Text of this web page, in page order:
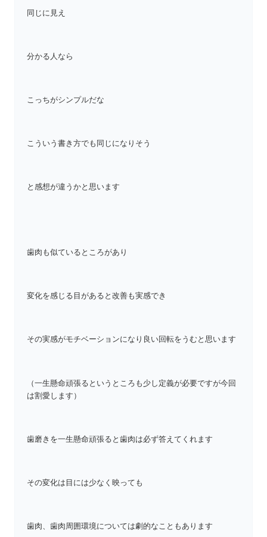
同じに見え
分かる人なら
こっちがシンプルだな
こういう書き方でも同じになりそう
と感想が違うかと思います
歯肉も似ているところがあり
変化を感じる目があると改善も実感でき
その実感がモチベーションになり良い回転をうむと思います
（一生懸命頑張るというところも少し定義が必要ですが今回
は割愛します）
歯磨きを一生懸命頑張ると歯肉は必ず答えてくれます
その変化は目には少なく映っても
歯肉、歯肉周囲環境については劇的なこともあります